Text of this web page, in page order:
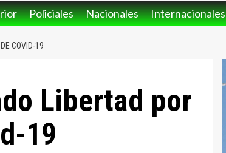
Policiales Nacionales Internacionales
COVID-19
Libertad por
19